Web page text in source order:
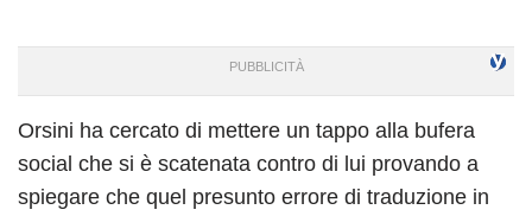
Orsini ha cercato di mettere un tappo alla bufera
social che si è scatenata contro di lui provando a
spiegare che quel presunto errore di traduzione in